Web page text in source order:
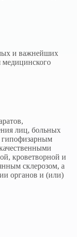
и важнейших
медицинского
лиц, больных
гипофизарным
кроветворной и
склерозом, а
органов и (или)